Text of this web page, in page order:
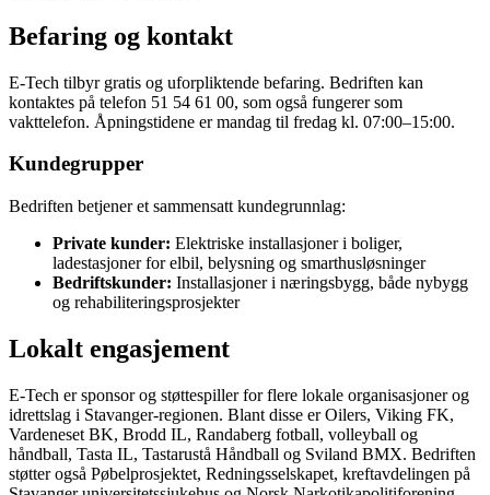
Befaring og kontakt
E-Tech tilbyr gratis og uforpliktende befaring. Bedriften kan
kontaktes på telefon 51 54 61 00, som også fungerer som
vakttelefon. Åpningstidene er mandag til fredag kl. 07:00–15:00.
Kundegrupper
Bedriften betjener et sammensatt kundegrunnlag:
Private kunder: Elektriske installasjoner i boliger,
ladestasjoner for elbil, belysning og smarthusløsninger
Bedriftskunder: Installasjoner i næringsbygg, både nybygg
og rehabiliteringsprosjekter
Lokalt engasjement
E-Tech er sponsor og støttespiller for flere lokale organisasjoner og
idrettslag i Stavanger-regionen. Blant disse er Oilers, Viking FK,
Vardeneset BK, Brodd IL, Randaberg fotball, volleyball og
håndball, Tasta IL, Tastarustå Håndball og Sviland BMX. Bedriften
støtter også Pøbelprosjektet, Redningsselskapet, kreftavdelingen på